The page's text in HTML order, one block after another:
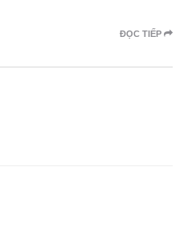
ĐỌC TIẾP